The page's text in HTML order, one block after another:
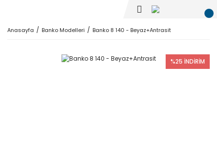
Anasayfa Banko Modelleri Banko 8 140 - Beyaz+Antrasit
%25 İNDİRİM